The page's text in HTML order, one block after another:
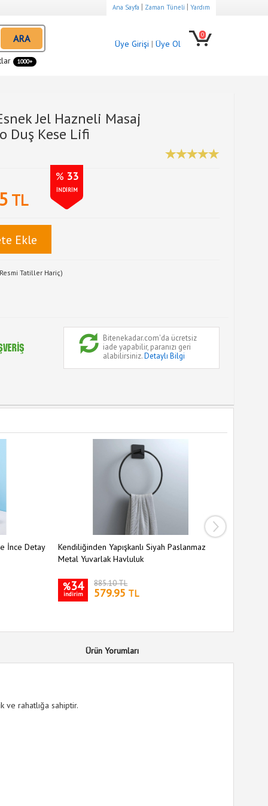
Ana Sayfa | Zaman Tüneli | Yardım
ARA
1000+
Üye Girişi | Üye Ol
0
Jel Hazneli Masaj
Duş Kese Lifi
% 33
İNDİRİM
TL
Ekle
Tatiller Hariç)
Bitenekadar.com'da ücretsiz
iade yapabilir, paranızı geri
alabilirsiniz.Detaylı Bilgi
İnce Detay
Kendiliğinden Yapışkanlı Siyah Paslanmaz
Metal Yuvarlak Havluluk
%34
indirim
885.10 TL
579.95 TL
Ürün Yorumları
ve rahatlığa sahiptir.